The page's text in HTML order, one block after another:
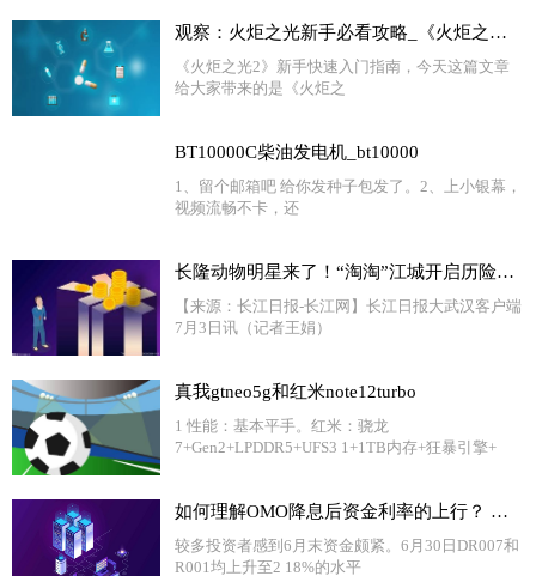
观察：火炬之光新手必看攻略_《火炬之光2》新手快速上手指南
《火炬之光2》新手快速入门指南，今天这篇文章
给大家带来的是《火炬之
BT10000C柴油发电机_bt10000
1、留个邮箱吧 给你发种子包发了。2、上小银幕，
视频流畅不卡，还
长隆动物明星来了！“淘淘”江城开启历险记 天天看点
【来源：长江日报-长江网】长江日报大武汉客户端
7月3日讯（记者王娟）
真我gtneo5g和红米note12turbo
1 性能：基本平手。红米：骁龙
7+Gen2+LPDDR5+UFS3 1+1TB内存+狂暴引擎+
如何理解OMO降息后资金利率的上行？ 全球新消息
较多投资者感到6月末资金颇紧。6月30日DR007和
R001均上升至2 18%的水平